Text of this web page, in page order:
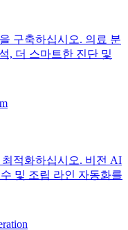
구축하십시오. 의료 분
, 더 스마트한 진단 및
적화하십시오. 비전 AI
및 조립 라인 자동화를